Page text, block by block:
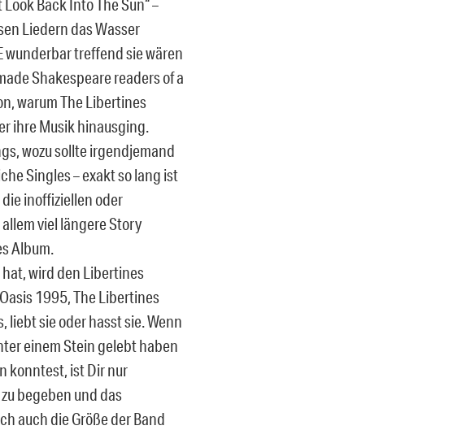
Back Into The Sun“ –
Liedern das Wasser
treffend sie wären
Shakespeare readers of a
warum The Libertines
ihre Musik hinausging.
wozu sollte irgendjemand
Singles – exakt so lang ist
inoffiziellen oder
viel längere Story
Album.
wird den Libertines
1995, The Libertines
sie oder hasst sie. Wenn
einem Stein gelebt haben
konntest, ist Dir nur
begeben und das
auch die Größe der Band